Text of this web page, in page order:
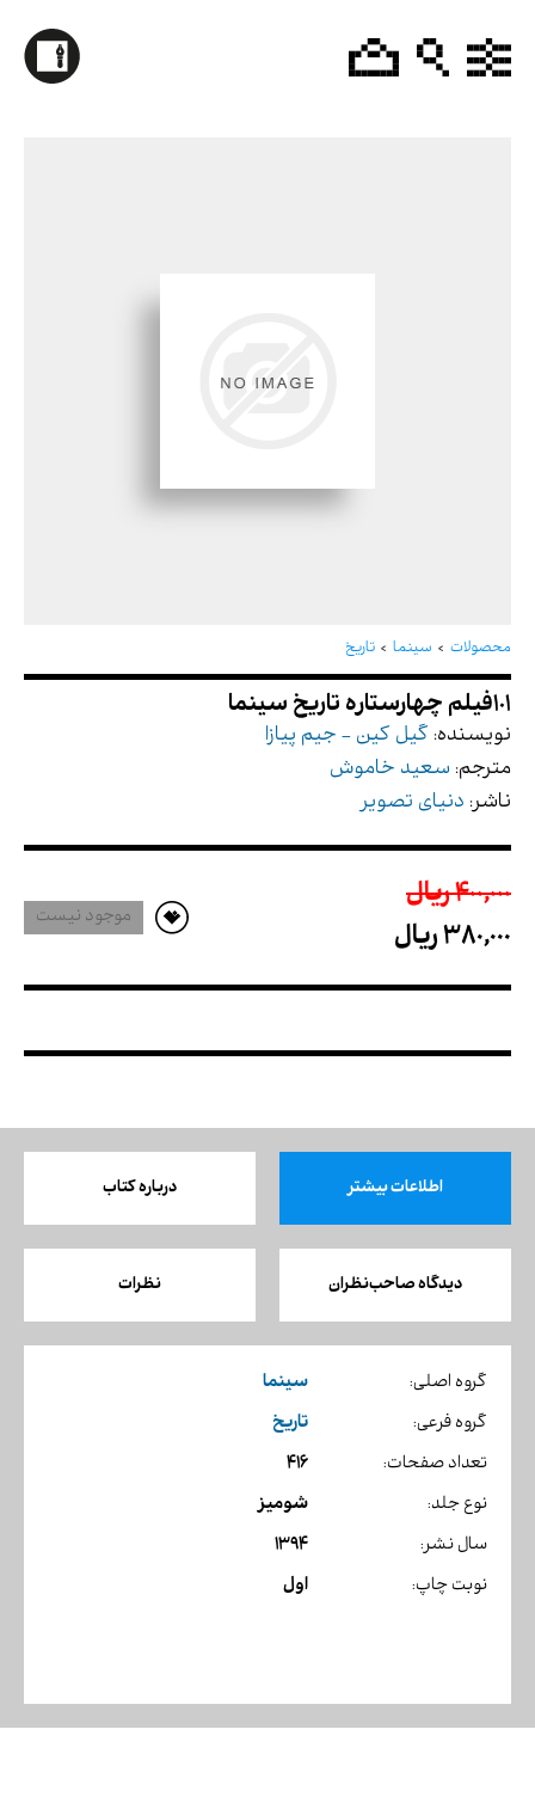
محصولات سینما تاریخ
نویسنده: گیل کین - جیم پیازا
مترجم: سعید خاموش
ناشر: دنیای تصویر
400,000 ريال
380,000 ريال
موجود نیست
اطلاعات بیشتر درباره کتاب
دیدگاه صاحب‌نظران نظرات
گروه اصلی: سینما
گروه فرعی: تاریخ
تعداد صفحات: 416
نوع جلد: شومیز
سال نشر: 1394
نوبت چاپ: اول